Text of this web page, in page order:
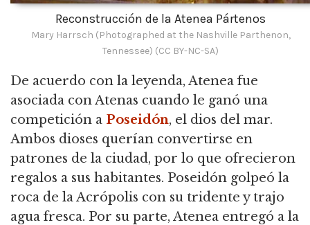
Reconstrucción de la Atenea Pártenos
Mary Harrsch (Photographed at the Nashville Parthenon,
Tennessee) (CC BY-NC-SA)
De acuerdo con la leyenda, Atenea fue
asociada con Atenas cuando le ganó una
competición a Poseidón, el dios del mar.
Ambos dioses querían convertirse en
patrones de la ciudad, por lo que ofrecieron
regalos a sus habitantes. Poseidón golpeó la
roca de la Acrópolis con su tridente y trajo
agua fresca. Por su parte, Atenea entregó a la